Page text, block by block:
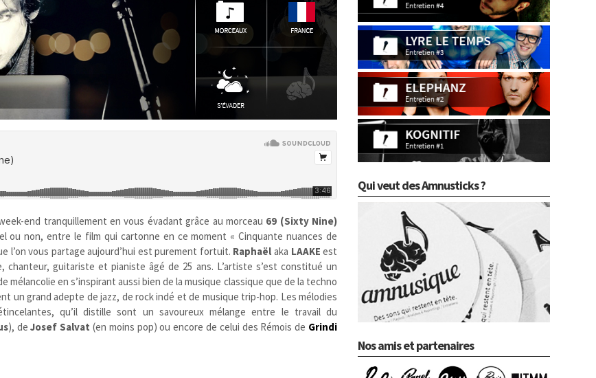
end tranquillement en vous évadant grâce au morceau 69 (Sixty Nine)
ou non, entre le film qui cartonne en ce moment « Cinquante nuances de
l’on vous partage aujourd’hui est purement fortuit. Raphaël aka LAAKE est
guitariste et pianiste âgé de 25 ans. L’artiste s’est constitué un
en s’inspirant aussi bien de la musique classique que de la techno
un grand adepte de jazz, de rock indé et de musique trip-hop. Les mélodies
qu’il distille sont un savoureux mélange entre le travail du
), deJosef Salvat (en moins pop) ou encore de celui des Rémois de Grindi
Qui veut des Amnusticks ?
Nos amis et partenaires